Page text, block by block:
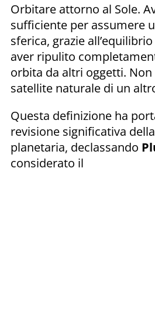
Orbitare attorno al Sole.
sufficiente per assumere
sferica, grazie
aver ripulito
orbita da altri oggetti. Non
satellite naturale di un
Questa definizione ha
revisione significativa
planetaria, declassando
considerato il